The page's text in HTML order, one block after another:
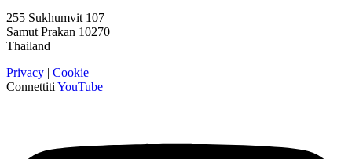
255 Sukhumvit 107
Samut Prakan 10270
Thailand
Privacy
Cookie
ConnettitiYouTube